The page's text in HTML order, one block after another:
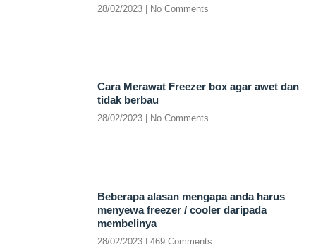
28/02/2023 No Comments
Cara Merawat Freezer box agar awet dan
tidak berbau
28/02/2023 No Comments
Beberapa alasan mengapa anda harus
menyewa freezer / cooler daripada
membelinya
28/02/2023 469 Comments